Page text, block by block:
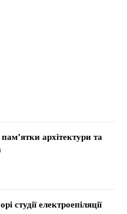
архітектури та
студії електроепіляції